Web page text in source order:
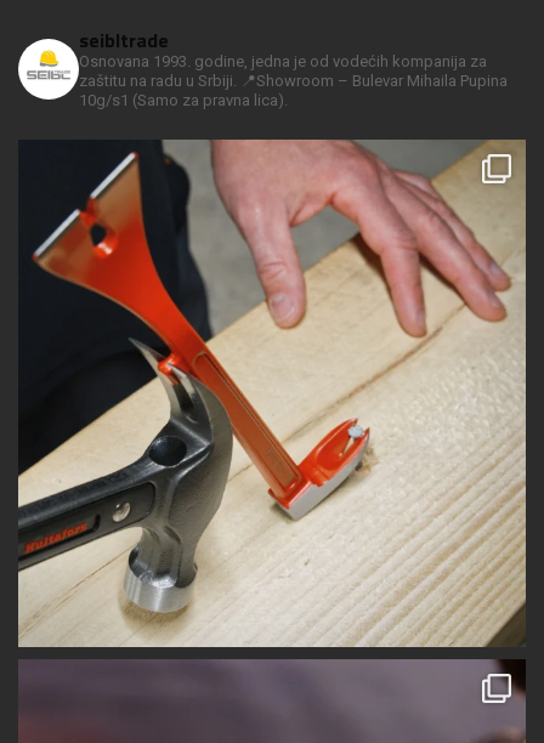
seibltrade
Osnovana 1993. godine, jedna je od vodećih kompanija za
zaštitu na radu u Srbiji.
📍Showroom – Bulevar Mihaila Pupina
10g/s1 (Samo za pravna lica).